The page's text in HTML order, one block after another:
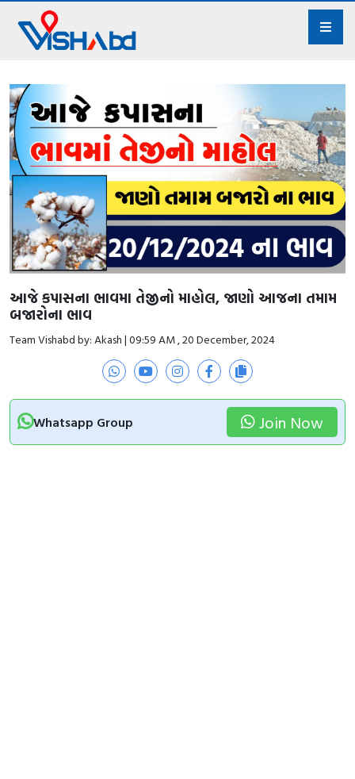
આજે કપાસના ભાવમા તેજીનો માહોલ, જાણો આજના તમામ
બજારોના ભાવ
Team Vishabd by: Akash | 09:59 AM , 20 December, 2024
Whatsapp Group Join Now